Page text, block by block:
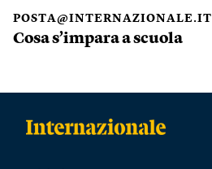
POSTA@INTERNAZIONALE.IT
Cosa s’impara a scuola